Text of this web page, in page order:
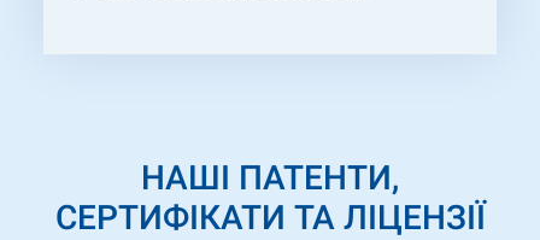
Донецька обл. Після закінчення робіт
НАШІ ПАТЕНТИ,
СЕРТИФІКАТИ ТА ЛІЦЕНЗІЇ